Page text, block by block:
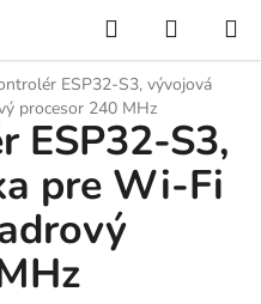
Hľadať
KOŠÍK
ESP32-S3, vývojová
procesor 240 MHz
ESP32-S3,
pre Wi-Fi